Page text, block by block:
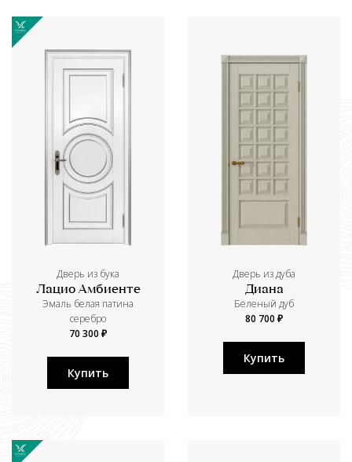
Дверь из бука
Лацио Амбиенте
Эмаль белая патина
серебро
70 300 ₽
Купить
Дверь из дуба
Диана
Беленый дуб
80 700 ₽
Купить